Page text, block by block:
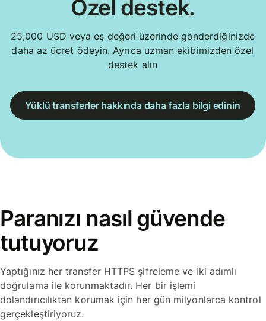
Özel destek.
25,000 USD veya eş değeri üzerinde gönderdiğinizde
daha az ücret ödeyin. Ayrıca uzman ekibimizden özel
destek alın
Yüklü transferler hakkında daha fazla bilgi edinin
Paranızı nasıl güvende
tutuyoruz
Yaptığınız her transfer HTTPS şifreleme ve iki adımlı
doğrulama ile korunmaktadır. Her bir işlemi
dolandırıcılıktan korumak için her gün milyonlarca kontrol
gerçekleştiriyoruz.